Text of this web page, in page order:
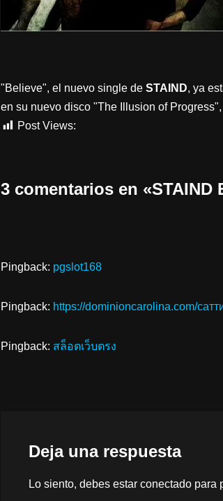
"Believe", el nuevo single de STAIND, ya
en su nuevo disco "The Illusion of
Post Views:
3 comentarios en «STAIND
Pingback: pgslot168
Pingback: https://dominioncarolina.com/
Pingback: สล็อตเว็บตรง
Deja una respuesta
Lo siento, debes estar conectado para